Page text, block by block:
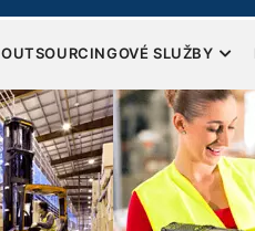
OUTSOURCINGOVÉ SLUŽBY